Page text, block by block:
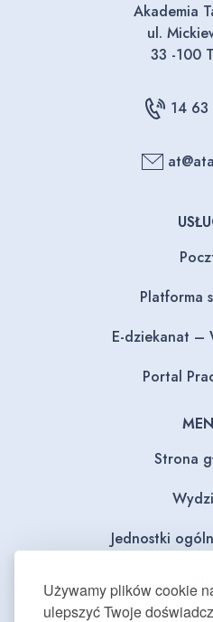
Używamy plików cookie
ulepszyć Twoje
Akademia
ul.
33 -100
14
Platforma
E-dziekanat –
Portal
Strona
Jednostki